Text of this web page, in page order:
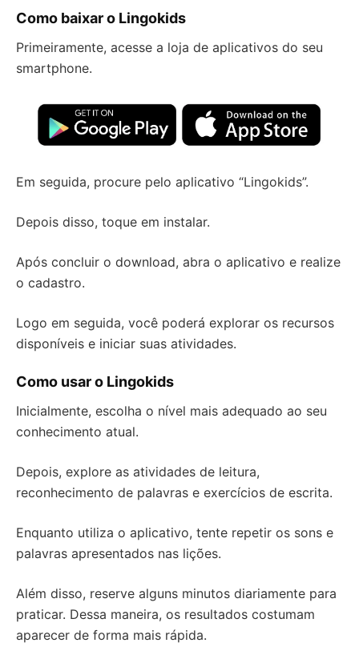
Como baixar o Lingokids
Primeiramente, acesse a loja de aplicativos do seu
smartphone.
Em seguida, procure pelo aplicativo “Lingokids”.
Depois disso, toque em instalar.
Após concluir o download, abra o aplicativo e realize
o cadastro.
Logo em seguida, você poderá explorar os recursos
disponíveis e iniciar suas atividades.
Como usar o Lingokids
Inicialmente, escolha o nível mais adequado ao seu
conhecimento atual.
Depois, explore as atividades de leitura,
reconhecimento de palavras e exercícios de escrita.
Enquanto utiliza o aplicativo, tente repetir os sons e
palavras apresentados nas lições.
Além disso, reserve alguns minutos diariamente para
praticar. Dessa maneira, os resultados costumam
aparecer de forma mais rápida.